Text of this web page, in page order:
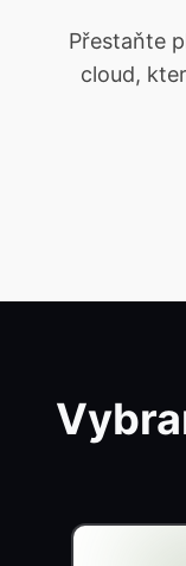
Přestaňte
cloud,